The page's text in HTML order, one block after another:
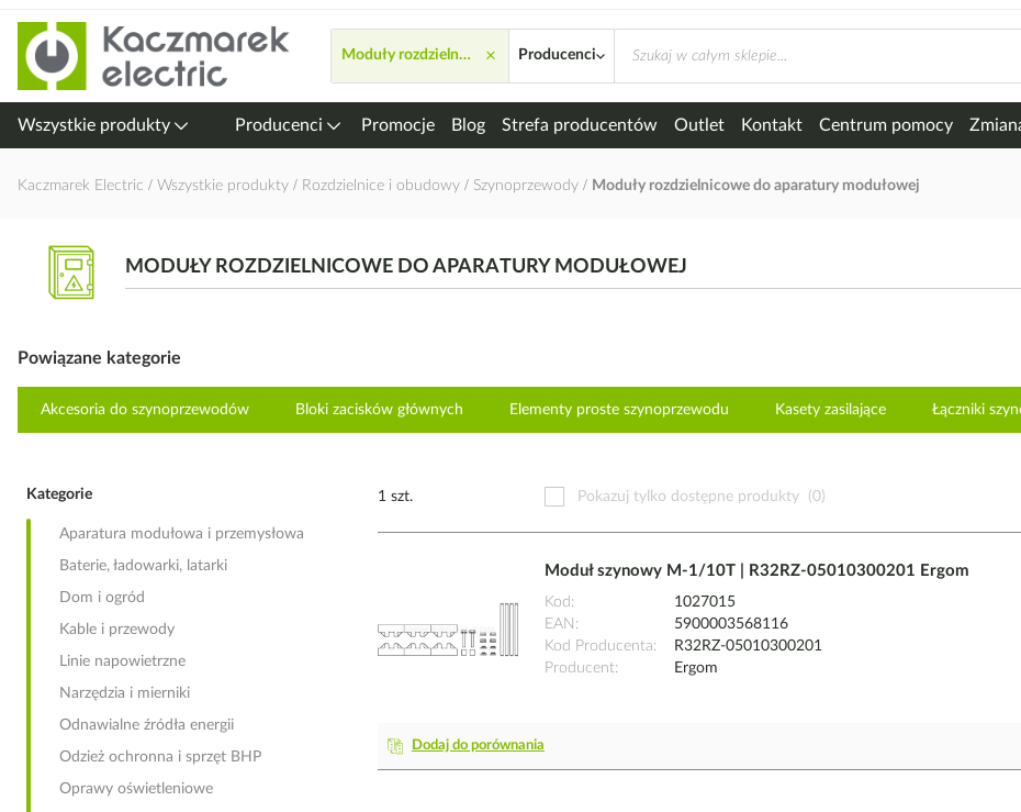
Przejdź
do
treści
Moduły rozdzielnicowe do aparatury modułowej
× Producenci
Wszystkie produkty Producenci Promocje Blog Strefa producentów Outlet Kontakt Centrum pomocy
Kaczmarek Electric Wszystkie produkty Rozdzielnice i obudowy Szynoprzewody Moduły rozdzielnicowe do aparatury modułowej
MODUŁY ROZDZIELNICOWE DO APARATURY MODUŁOWEJ
Powiązane kategorie
Akcesoria do szynoprzewodów Bloki zacisków głównych Elementy proste szynoprzewodu Kasety zasilające Łączniki
1 szt. Pokazuj tylko dostępne produkty (0)
Moduł szynowy M-1/10T | R32RZ-05010300201 Ergom
Kod
1027015
EAN
5900003568116
Kod Producenta
R32RZ-05010300201
Producent
Ergom
Dodaj do porównania
Kategorie
Aparatura modułowa i przemysłowa
Baterie, ładowarki, latarki
Dom i ogród
Kable i przewody
Linie napowietrzne
Narzędzia i mierniki
Odnawialne źródła energii
Odzież ochronna i sprzęt BHP
Oprawy oświetleniowe